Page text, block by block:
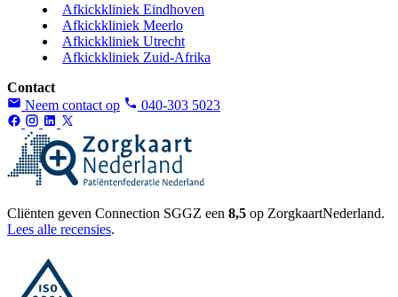
Afkickkliniek Eindhoven
Afkickkliniek Meerlo
Afkickkliniek Utrecht
Afkickkliniek Zuid-Afrika
Contact
Neem contact op
040-303 5023
Cliënten geven Connection SGGZ een 8,5 op ZorgkaartNederland.
Lees alle recensies.